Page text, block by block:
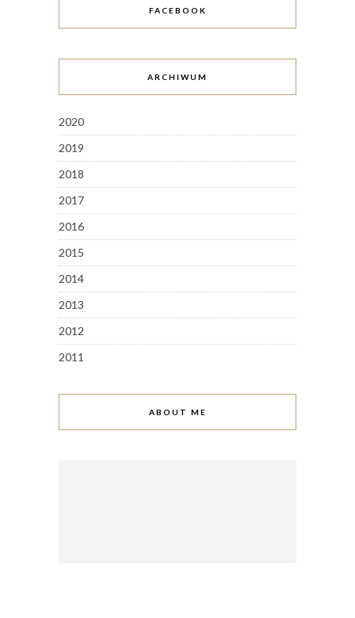
FACEBOOK
ARCHIWUM
2020
2019
2018
2017
2016
2015
2014
2013
2012
2011
ABOUT ME